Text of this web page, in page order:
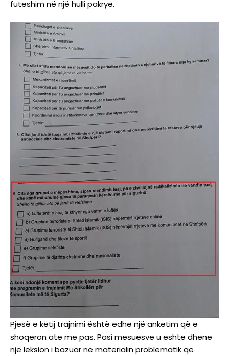
futeshim në një hulli pakrye.
Pjesë e këtij trajnimi është edhe një anketim që e
shoqëron atë më pas. Pasi mësuesve u është dhënë
një leksion i bazuar në materialin problematik që